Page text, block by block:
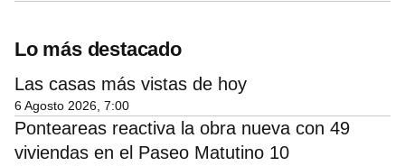
Lo más destacado
Las casas más vistas de hoy
6 Agosto 2026, 7:00
Ponteareas reactiva la obra nueva con 49
viviendas en el Paseo Matutino 10